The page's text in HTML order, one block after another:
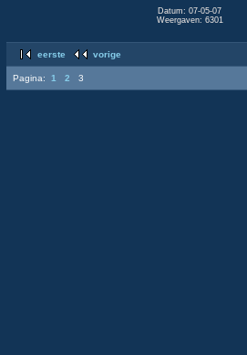
Datum: 07-05-07
Weergaven: 6301
eerste vorige
Pagina: 1 2 3